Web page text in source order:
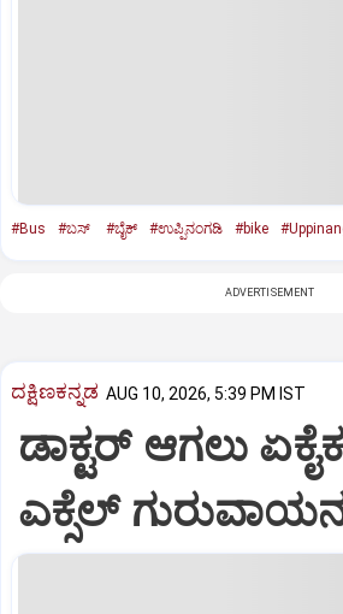
#Bus #ಬಸ್‌ #ಬೈಕ್‌ #ಉಪ್ಪಿನಂಗಡಿ #bike
ADVERTISEMENT
ದಕ್ಷಿಣಕನ್ನಡ AUG 10, 2026, 5:39 PM IST
ಡಾಕ್ಟರ್ ಆಗಲು
ಎಕ್ಸೆಲ್